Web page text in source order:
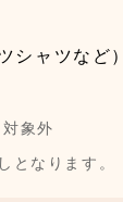
シャツなど）
象外
となります。